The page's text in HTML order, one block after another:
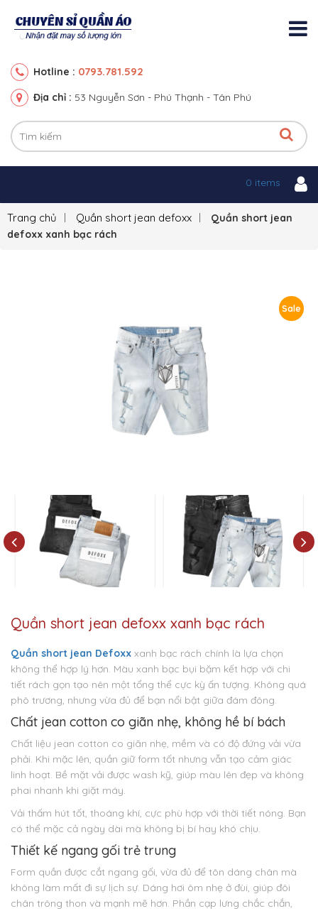
Hotline : 0793.781.592
Địa chỉ : 53 Nguyễn Sơn - Phú Thạnh - Tân Phú
0 items
Trang chủ Quần short jean defoxx
Quần short jean
defoxx xanh bạc rách
Sale
Quần short jean defoxx xanh bạc rách
Quần short jean Defoxx xanh bạc rách chính là lựa chọn
không thể hợp lý hơn. Màu xanh bạc bụi bặm kết hợp với chi
tiết rách gọn tạo nên một tổng thể cực kỳ ấn tượng. Không quá
phô trương, nhưng vừa đủ để bạn nổi bật giữa đám đông.
Chất jean cotton co giãn nhẹ, không hề bí bách
Chất liệu jean cotton co giãn nhẹ, mềm và có độ đứng vải vừa
phải. Khi mặc lên, quần giữ form tốt nhưng vẫn tạo cảm giác
linh hoạt. Bề mặt vải được wash kỹ, giúp màu lên đẹp và không
phai nhanh khi giặt máy.
Vải thấm hút tốt, thoáng khí, cực phù hợp với thời tiết nóng. Bạn
có thể mặc cả ngày dài mà không bị bí hay khó chịu.
Thiết kế ngang gối trẻ trung
Form quần được cắt ngang gối, vừa đủ để tôn dáng chân mà
không làm mất đi sự lịch sự. Dáng hơi ôm nhẹ ở đùi, giúp đôi
chân trông thon và mạnh mẽ hơn. Phần cạp lưng chắc chắn,